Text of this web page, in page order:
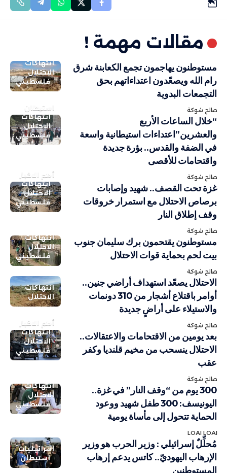
مقالات مهمة !
انتهاكات
الاحتلال
فلسطيني
مستوطنون يهاجمون تجمع الكعابنة شرق
رام الله ويصعّدون اعتداءاتهم بحق
التجمعات البدوية
صالح شوكة
استيطان
انتهاكات
الاحتلال
فلسطيني
“خلال الساعات الأربع
والعشرين”اعتداءات استيطانية واسعة
في الضفة والقدس.. بؤرة جديدة
واقتحامات للأقصى
صالح شوكة
أهم الاخبار
انتهاكات
الاحتلال
فلسطيني
غزة تحت القصف.. شهيد وإصابات
برصاص الاحتلال مع استمرار خروقات
وقف إطلاق النار
صالح شوكة
انتهاكات
الاحتلال
فلسطيني
مستوطنون يقتحمون برك سليمان جنوب
بيت لحم بحماية قوات الاحتلال
صالح شوكة
انتهاكات
الاحتلال
الاحتلال يصعّد استهداف أراضي جنين..
أوامر باقتلاع أشجار من 310 دونمات
والاستيلاء على أراضٍ جديدة
صالح شوكة
أهم الاخبار
انتهاكات
الاحتلال
فلسطيني
بعد يومين من الاقتحامات والاعتقالات..
الاحتلال ينسحب من مخيم قلنديا وكفر
عقب
صالح شوكة
انتهاكات
الاحتلال
فلسطيني
300 يوم من “وقف النار” في غزة..
اليونيسف: 300 طفل شهيد ووعود
الحماية تتحول إلى مأساة يومية
LOAI LOAI
إسرائيليات
استيطان
مُحلِّلٌ إسرائيلي : وزير الحرب هو وزير
الإرهاب اليهوديّ.. كاتس يدعم إرهاب
المستوطنين